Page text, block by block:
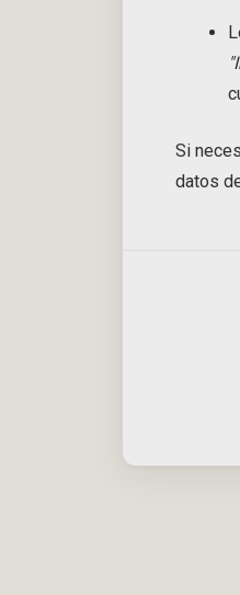
Si
datos